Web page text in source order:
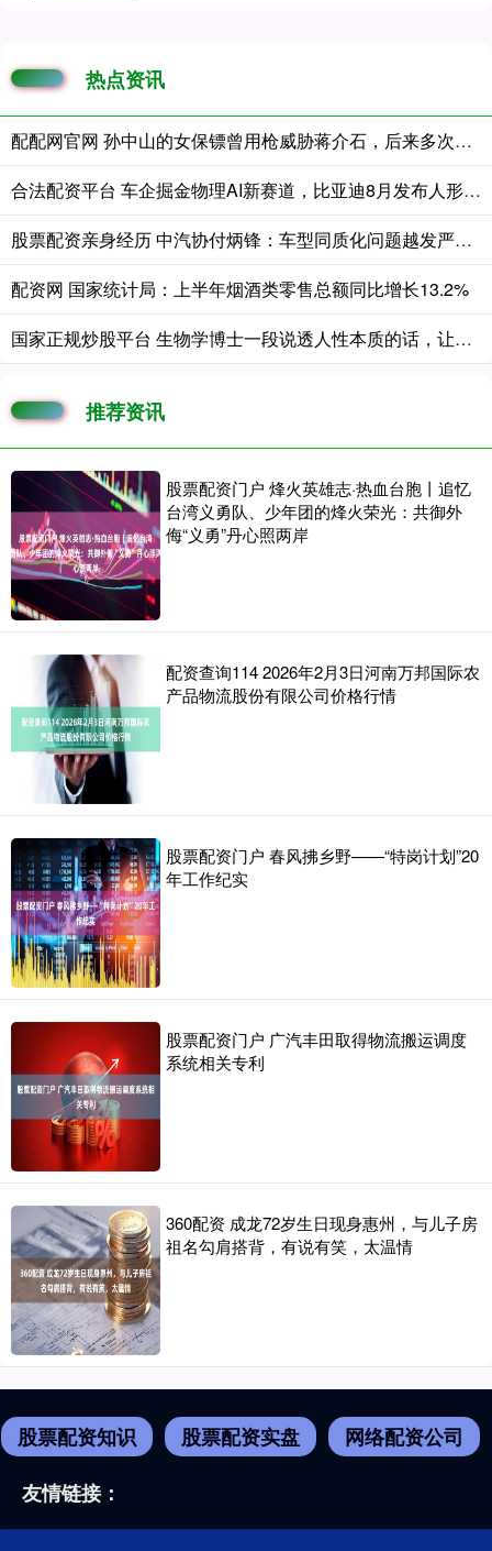
热点资讯
配配网官网 孙中山的女保镖曾用枪威胁蒋介石，后来多次拒绝蒋的拉拢
合法配资平台 车企掘金物理AI新赛道，比亚迪8月发布人形机器人，国证港股通科技指数强势涨超2%
股票配资亲身经历 中汽协付炳锋：车型同质化问题越发严重，车企应回归理性竞争
配资网 国家统计局：上半年烟酒类零售总额同比增长13.2%
国家正规炒股平台 生物学博士一段说透人性本质的话，让我听后大彻大悟，他说：男人之所以身
推荐资讯
股票配资门户 烽火英雄志·热血台胞丨追忆
台湾义勇队、少年团的烽火荣光：共御外
侮“义勇”丹心照两岸
配资查询114 2026年2月3日河南万邦国际农
产品物流股份有限公司价格行情
股票配资门户 春风拂乡野——“特岗计划”20
年工作纪实
股票配资门户 广汽丰田取得物流搬运调度
系统相关专利
360配资 成龙72岁生日现身惠州，与儿子房
祖名勾肩搭背，有说有笑，太温情
股票配资知识 股票配资实盘
网络配资公司
友情链接：